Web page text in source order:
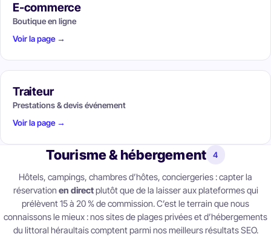
E-commerce
Boutique en ligne
Voir la page →
Traiteur
Prestations & devis événement
Voir la page →
Tourisme & hébergement 4
Hôtels, campings, chambres d’hôtes, conciergeries : capter la
réservation en directplutôt que de la laisser aux plateformes qui
prélèvent 15 à 20 % de commission. C’est le terrain que nous
connaissons le mieux : nos sites de plages privées et d’hébergements
du littoral héraultais comptent parmi nos meilleurs résultats SEO.